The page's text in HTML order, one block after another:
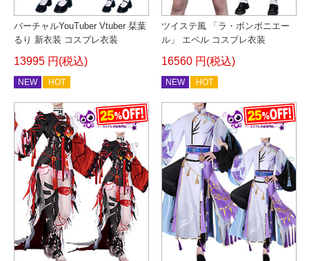
バーチャルYouTuber Vtuber 栞葉
るり 新衣装 コスプレ衣装
13995 円(税込)
NEW HOT
ツイステ風 「ラ・ボンボニエー
ル」 エペル コスプレ衣装
16560 円(税込)
NEW HOT